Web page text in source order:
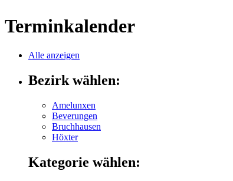
Terminkalender
Alle anzeigen
Bezirk wählen:
Amelunxen
Beverungen
Bruchhausen
Höxter
Kategorie wählen: